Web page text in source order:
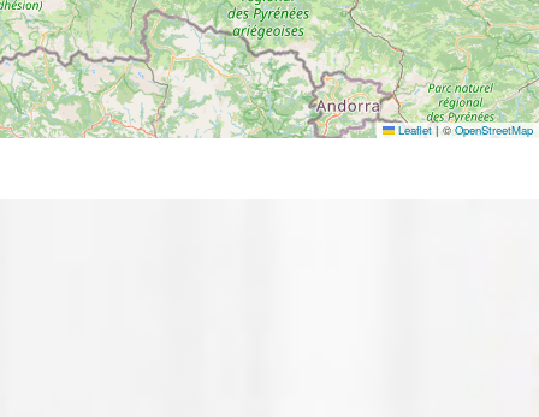
Leaflet |©OpenStreetMap